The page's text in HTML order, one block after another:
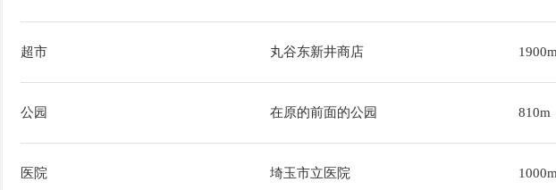
超市 丸谷东新井商店 1900m
公园 在原的前面的公园 810m
医院 埼玉市立医院 1000m